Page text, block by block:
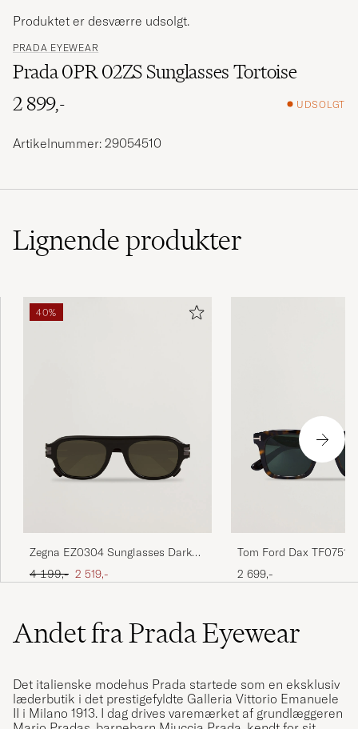
PRADA EYEWEAR
Prada 0PR 02ZS Sunglasses Tortoise
2 899,-
UDSOLGT
Produktet er desværre udsolgt.
Artikelnummer: 29054510
Lignendeprodukter
40%
Zegna EZ0304 Sunglasses Dark
Brown
Ordinary pris
4 199,- Nedsat pris
2 519,-
Tom Ford Dax TF0751
Havanna
2 699,-
Andet fra Prada Eyewear
Det italienske modehus Prada startede som en eksklusiv
læderbutik i det prestigefyldte Galleria Vittorio Emanuele
II i Milano 1913. I dag drives varemærket af grundlæggeren